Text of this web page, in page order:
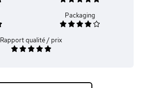
Packaging
Rapport qualité / prix